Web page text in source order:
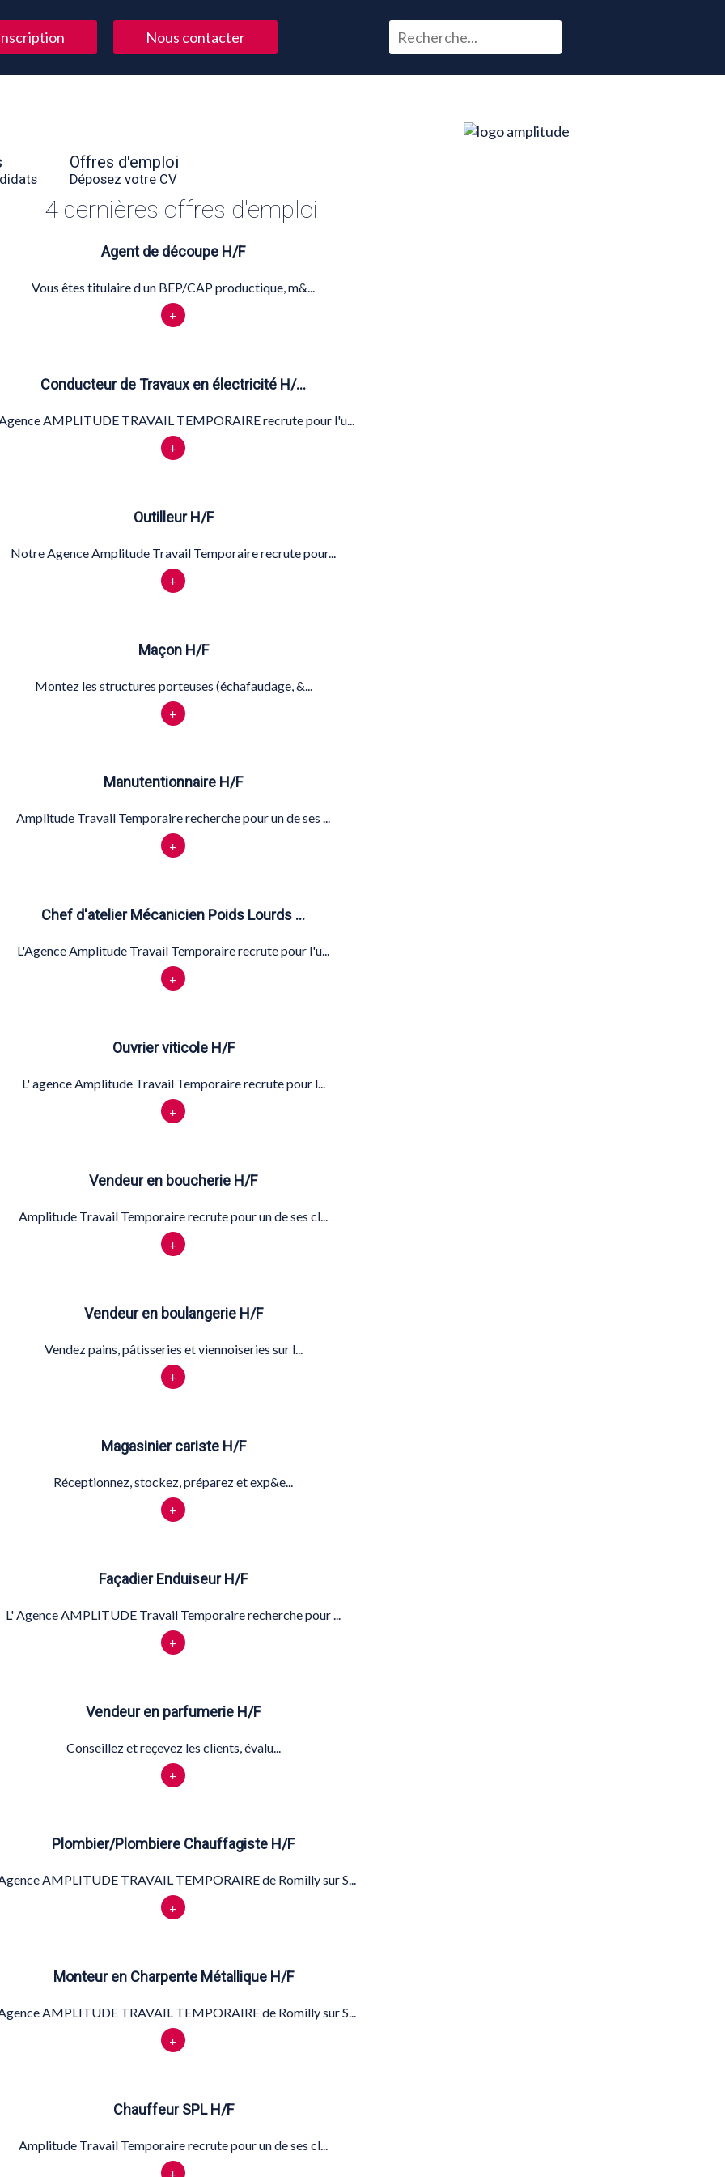
Nous contacter
Offres d'emploi
Déposez votre CV
4 dernières offres d'emploi
Agent de découpe H/F
Vous êtes titulaire d un BEP/CAP productique, m&...
+
Conducteur de Travaux en électricité H/…
AMPLITUDE TRAVAIL TEMPORAIRE recrute pour l'u...
+
Outilleur H/F
Notre Agence Amplitude Travail Temporaire recrute pour...
+
Maçon H/F
Montez les structures porteuses (échafaudage, &...
+
Manutentionnaire H/F
Amplitude Travail Temporaire recherche pour un de ses ...
+
Chef d'atelier Mécanicien Poids Lourds …
L'Agence Amplitude Travail Temporaire recrute pour l'u...
+
Ouvrier viticole H/F
L' agence Amplitude Travail Temporaire recrute pour l...
+
Vendeur en boucherie H/F
Amplitude Travail Temporaire recrute pour un de ses cl...
+
Vendeur en boulangerie H/F
Vendez pains, pâtisseries et viennoiseries sur l...
+
Magasinier cariste H/F
Réceptionnez, stockez, préparez et exp&e...
+
Façadier Enduiseur H/F
L' Agence AMPLITUDE Travail Temporaire recherche pour ...
+
Vendeur en parfumerie H/F
Conseillez et reçevez les clients, évalu...
+
Plombier/Plombiere Chauffagiste H/F
AMPLITUDE TRAVAIL TEMPORAIRE de Romilly sur S...
+
Monteur en Charpente Métallique H/F
AMPLITUDE TRAVAIL TEMPORAIRE de Romilly sur S...
+
Chauffeur SPL H/F
Amplitude Travail Temporaire recrute pour un de ses cl...
+